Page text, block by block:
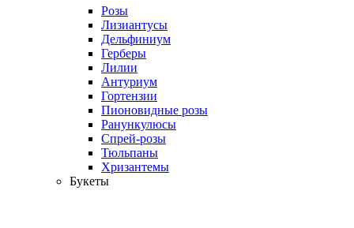
Розы
Лизиантусы
Дельфиниум
Герберы
Лилии
Антуриум
Гортензии
Пионовидные розы
Ранункулюсы
Спрей-розы
Тюльпаны
Хризантемы
Букеты